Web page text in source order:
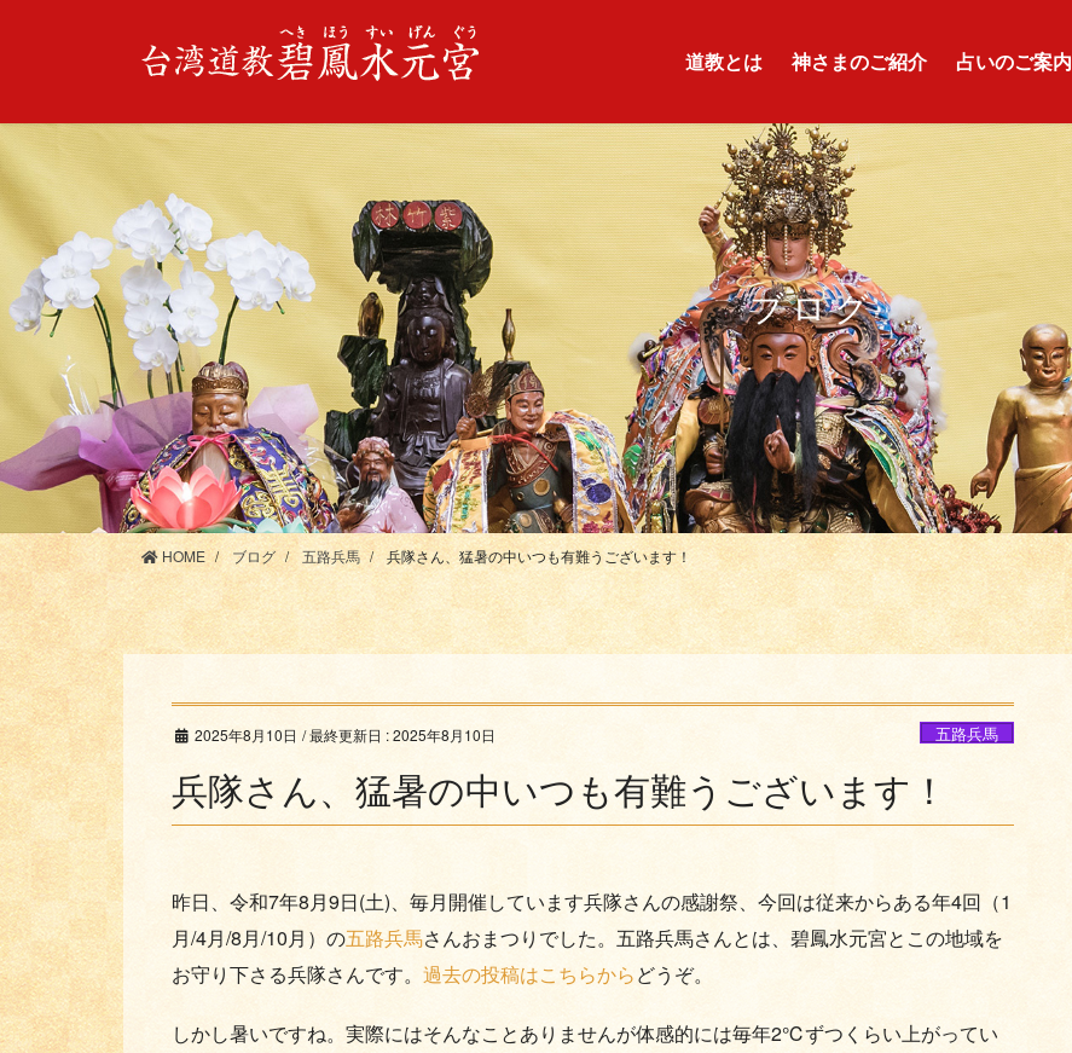
ツ
に
移
動
シ
ョ
ン
に
道教とは 神さまのご紹介 占いのご案内
ブログ
HOME ブログ 五路兵馬 兵隊さん、猛暑の中いつも有難うございます！
2025年8月10日 / 最終更新日 :2025年8月10日 五路兵馬
兵隊さん、猛暑の中いつも有難うございます！
昨日、令和7年8月9日(土)、毎月開催しています兵隊さんの感謝祭、今回は従来からある年4回（1
月/4月/8月/10月）の五路兵馬さんおまつりでした。五路兵馬さんとは、碧鳳水元宮とこの地域を
お守り下さる兵隊さんです。 過去の投稿はこちらからどうぞ。
しかし暑いですね。実際にはそんなことありませんが体感的には毎年2℃ずつくらい上がってい